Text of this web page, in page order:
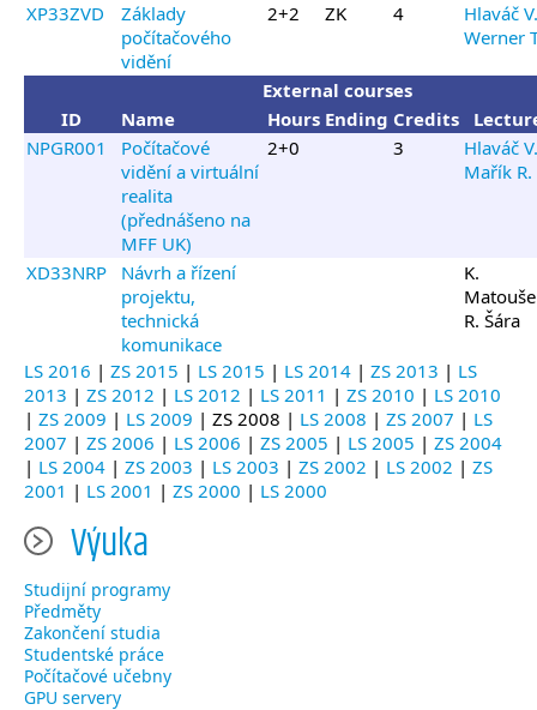
XP33ZVD
Základy
počítačového
vidění
2+2 ZK 4
Hlaváč
Werner
External courses
ID
Name Hours Ending Credits
NPGR001
Počítačové
vidění a virtuální
realita
(přednášeno na
MFF UK)
2+0 3
Hlaváč
Mařík R.
XD33NRP
Návrh a řízení
projektu,
technická
komunikace
K.
R. Šára
LS 2016 | ZS 2015 | LS 2015 | LS 2014 | ZS 2013 | LS
2013 | ZS 2012 | LS 2012 | LS 2011 | ZS 2010 | LS 2010
| ZS 2009 | LS 2009 | ZS 2008 | LS 2008 | ZS 2007 | LS
2007 | ZS 2006 | LS 2006 | ZS 2005 | LS 2005 | ZS 2004
| LS 2004 | ZS 2003 | LS 2003 | ZS 2002 | LS 2002 | ZS
2001 | LS 2001 | ZS 2000 | LS 2000
Výuka
Studijní programy
Předměty
Zakončení studia
Studentské práce
Počítačové učebny
GPU servery